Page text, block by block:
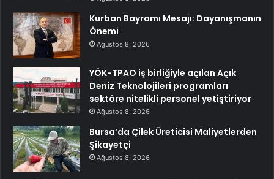
Kurban Bayramı Mesajı: Dayanışmanın
Önemi
Ağustos 8, 2026
YÖK-TPAO iş birliğiyle açılan Açık
Deniz Teknolojileri programları
sektöre nitelikli personel yetiştiriyor
Ağustos 8, 2026
Bursa’da Çilek Üreticisi Maliyetlerden
Şikayetçi
Ağustos 8, 2026